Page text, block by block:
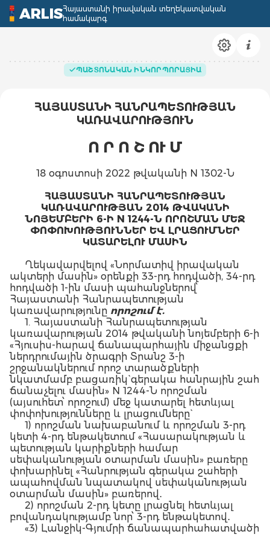
ARLISՀայաստանի իրավական տեղեկատվական
համակարգ
ՊԱՇՏՈՆԱԿԱՆ ԻՆԿՈՐՊՈՐԱՑԻԱ
ՀԱՅԱՍՏԱՆԻ ՀԱՆՐԱՊԵՏՈՒԹՅԱՆ
ԿԱՌԱՎԱՐՈՒԹՅՈՒՆ
Ո Ր Ո Շ ՈՒ Մ
18 օգոստոսի 2022 թվականի N 1302-Ն
ՀԱՅԱՍՏԱՆԻ ՀԱՆՐԱՊԵՏՈՒԹՅԱՆ
ԿԱՌԱՎԱՐՈՒԹՅԱՆ 2014 ԹՎԱԿԱՆԻ
ՆՈՅԵՄԲԵՐԻ 6-Ի N 1244-Ն ՈՐՈՇՄԱՆ ՄԵՋ
ՓՈՓՈԽՈՒԹՅՈՒՆՆԵՐ ԵՎ ԼՐԱՑՈՒՄՆԵՐ
ԿԱՏԱՐԵԼՈՒ ՄԱՍԻՆ
Ղեկավարվելով «Նորմատիվ իրավական
ակտերի մասին» օրենքի 33-րդ հոդվածի, 34-րդ
հոդվածի 1-ին մասի պահանջներով՝
Հայաստանի Հանրապետության
կառավարությունը որոշում է.
1. Հայաստանի Հանրապետության
կառավարության 2014 թվականի նոյեմբերի 6-ի
«Հյուսիս-հարավ ճանապարհային միջանցքի
ներդրումային ծրագրի Տրանշ 3-ի
շրջանակներում որոշ տարածքների
նկատմամբ բացառիկ` գերակա հանրային շահ
ճանաչելու մասին» N 1244-Ն որոշման
(այսուհետ՝ որոշում) մեջ կատարել հետևյալ
փոփոխությունները և լրացումները`
1) որոշման նախաբանում և որոշման 3-րդ
կետի 4-րդ ենթակետում «Հասարակության և
պետության կարիքների համար
սեփականության օտարման մասին» բառերը
փոխարինել «Հանրության գերակա շահերի
ապահովման նպատակով սեփականության
օտարման մասին» բառերով․
2) որոշման 2-րդ կետը լրացնել հետևյալ
բովանդակությամբ նոր՝ 3-րդ ենթակետով․
«3) Լանջիկ-Գյումրի ճանապարհահատվածի